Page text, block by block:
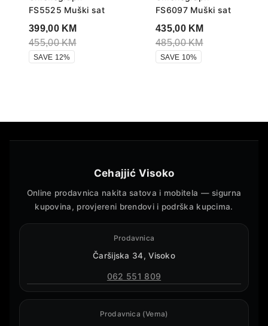
FS5525 Muški sat
399,00 KM
455,00KM
SAVE 12%
FS6097 Muški sat
435,00 KM
485,00KM
SAVE 10%
Cehajjić Visoko
Online prodavnica nakita satova i mobitela — sigurna
kupovina, provjereni brendovi i podrška kupcima.
Prodavnica
Čaršijska 34, Visoko
062 551 809
Prodavnica (Vema)